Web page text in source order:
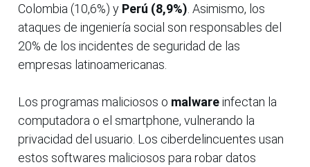
Colombia (10,6%) y Perú (8,9%) . Asimismo, los
ataques de ingeniería social son responsables del
20% de los incidentes de seguridad de las
empresas latinoamericanas.
Los programas maliciosos o malwareinfectan la
computadora o el smartphone, vulnerando la
privacidad del usuario. Los ciberdelincuentes usan
estos softwares maliciosos para robar datos